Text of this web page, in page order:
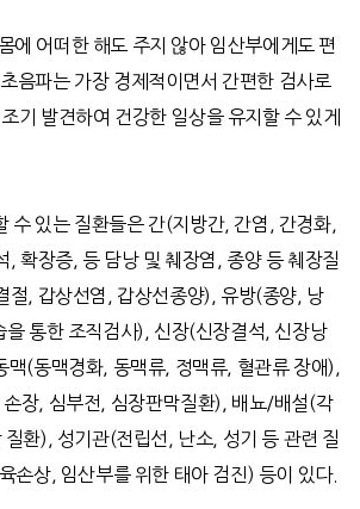
몸에 어떠한 해도 주지 않아 임산부에게도 편
음파는 가장 경제적이면서 간편한 검사로
조기 발견하여 건강한 일상을 유지할 수 있게
수 있는 질환들은 간(지방간, 간염 간경화,
,확장증, 등 담낭 및 췌장염
종양 등 췌장질
절 갑상선염 갑상선종양), 유방(종양
낭
을 통한 조직검사), 신장(신장결석
신장낭
맥(동맥경화, 동맥류, 정맥류, 혈관류 장애),
손장, 심부전 심장판막질환), 배뇨/배설(각
질환), 성기관(전립선 난소
성기 등 관련 질
손상, 임산부를 위한 태아 검진) 등이 있다.